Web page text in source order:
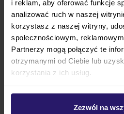
i reklam, aby oferować funkcje
analizować ruch w naszej
korzystasz z naszej witryny,
społecznościowym,
Partnerzy mogą połączyć te
otrzymanymi od Ciebie lub
korzystania z ich usług.
Zezwól na